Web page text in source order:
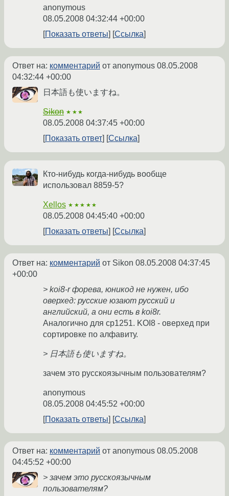
anonymous
08.05.2008 04:32:44 +00:00
Показать ответы
Ссылка
Ответ на: комментарий от anonymous 08.05.2008
04:32:44 +00:00
日本語も使いますね。
Sikon ★★★
08.05.2008 04:37:45 +00:00
Показать ответ
Ссылка
Кто-нибудь когда-нибудь вообще
использовал 8859-5?
Xellos ★★★★★
08.05.2008 04:45:40 +00:00
Показать ответы
Ссылка
Ответ на: комментарий от Sikon 08.05.2008 04:37:45
+00:00
> koi8-r форева, юникод не нужен, ибо
оверхед: русские юзают русский и
английский, а они есть в koi8r.
Аналогично для cp1251. KOI8 - оверхед при
сортировке по алфавиту.
> 日本語も使いますね。
зачем это русскоязычным пользователям?
anonymous
08.05.2008 04:45:52 +00:00
Показать ответы
Ссылка
Ответ на: комментарий от anonymous 08.05.2008
04:45:52 +00:00
> зачем это русскоязычным
пользователям?